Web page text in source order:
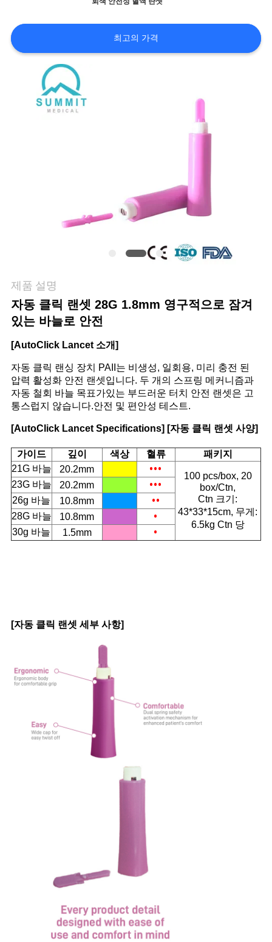
여
행
세
요
뉴
스
경
우
사
이
트
POLICY
최고의 가격
제품 설명
자동 클릭 랜셋 28G 1.8mm 영구적으로 잠겨
있는 바늘로 안전
[AutoClick Lancet 소개]
자동 클릭 랜싱 장치 PAII는 비생성, 일회용, 미리 충전 된
압력 활성화 안전 랜셋입니다. 두 개의 스프링 메커니즘과
자동 철회 바늘 목표가있는 부드러운 터치 안전 랜셋은 고
통스럽지 않습니다.안전 및 편안성 테스트.
[AutoClick Lancet Specifications] [자동 클릭 랜셋 사양]
가이드 깊이 색상 혈류
패키지
21G 바늘
20.2mm •••
100 pcs/box, 20
box/Ctn,
Ctn 크기:
43*33*15cm, 무게:
6.5kg Ctn 당
23G 바늘 20.2mm •••
26g 바늘 10.8mm ••
28G 바늘 10.8mm •
30g 바늘 1.5mm •
[자동 클릭 랜셋 세부 사항]